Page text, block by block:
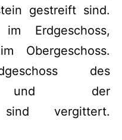
gestreift sind.
Erdgeschoss,
Obergeschoss.
des
und der
sind vergittert.